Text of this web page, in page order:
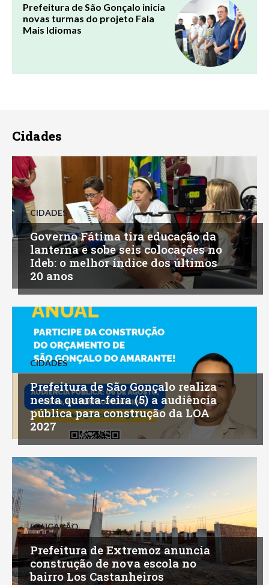
Prefeitura de São Gonçalo inicia
novas turmas do projeto Fala
Mais Idiomas
Cidades
CIDADES
Governo Fátima tira educação da
lanterna e sobe seis colocações no
Ideb: o melhor índice dos últimos
20 anos
CIDADES
Prefeitura de São Gonçalo realiza
nesta quarta-feira (5) a audiência
pública para construção da LOA
2027
EDUCAÇÃO
Prefeitura de Extremoz anuncia
construção de nova escola no
bairro Los Castanheiros